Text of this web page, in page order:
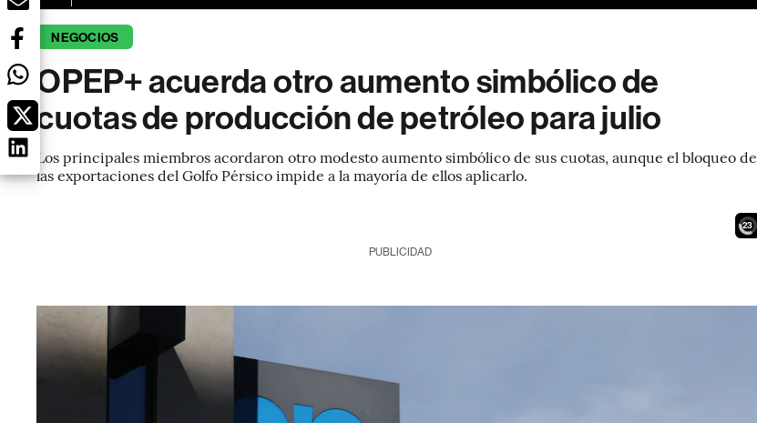
NEGOCIOS
OPEP+ acuerda otro aumento simbólico de
cuotas de producción de petróleo para julio
Los principales miembros acordaron otro modesto aumento simbólico de sus cuotas, aunque el bloqueo de
las exportaciones del Golfo Pérsico impide a la mayoría de ellos aplicarlo.
22
PUBLICIDAD